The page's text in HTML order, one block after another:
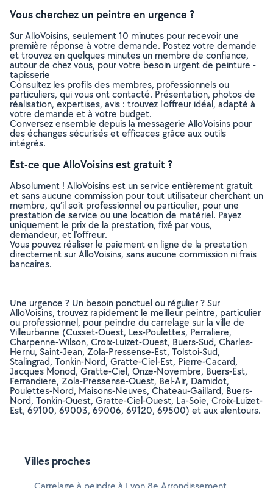
Vous cherchez un peintre en urgence ?
Sur AlloVoisins, seulement 10 minutes pour recevoir une
première réponse à votre demande. Postez votre demande
et trouvez en quelques minutes un membre de confiance,
autour de chez vous, pour votre besoin urgent de peinture -
tapisserie
Consultez les profils des membres, professionnels ou
particuliers, qui vous ont contacté. Présentation, photos de
réalisation, expertises, avis : trouvez l'offreur idéal, adapté à
votre demande et à votre budget.
Conversez ensemble depuis la messagerie AlloVoisins pour
des échanges sécurisés et efficaces grâce aux outils
intégrés.
Est-ce que AlloVoisins est gratuit ?
Absolument ! AlloVoisins est un service entièrement gratuit
et sans aucune commission pour tout utilisateur cherchant un
membre, qu’il soit professionnel ou particulier, pour une
prestation de service ou une location de matériel. Payez
uniquement le prix de la prestation, fixé par vous,
demandeur, et l’offreur.
Vous pouvez réaliser le paiement en ligne de la prestation
directement sur AlloVoisins, sans aucune commission ni frais
bancaires.
Une urgence ? Un besoin ponctuel ou régulier ? Sur
AlloVoisins, trouvez rapidement le meilleur peintre, particulier
ou professionnel, pour peindre du carrelage sur la ville de
Villeurbanne (Cusset-Ouest, Les-Poulettes, Perraliere,
Charpenne-Wilson, Croix-Luizet-Ouest, Buers-Sud, Charles-
Hernu, Saint-Jean, Zola-Pressense-Est, Tolstoi-Sud,
Stalingrad, Tonkin-Nord, Gratte-Ciel-Est, Pierre-Cacard,
Jacques Monod, Gratte-Ciel, Onze-Novembre, Buers-Est,
Ferrandiere, Zola-Pressense-Ouest, Bel-Air, Damidot,
Poulettes-Nord, Maisons-Neuves, Chateau-Gaillard, Buers-
Nord, Tonkin-Ouest, Gratte-Ciel-Ouest, La-Soie, Croix-Luizet-
Est, 69100, 69003, 69006, 69120, 69500) et aux alentours.
Villes proches